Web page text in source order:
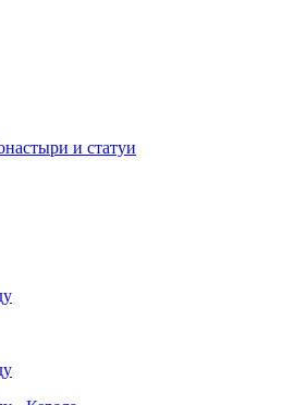
и статуи